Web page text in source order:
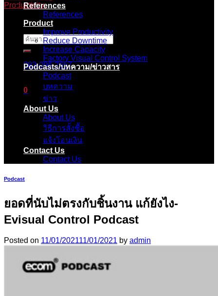
ค้นหา:
083-096-2657
0
ตะกร้าสินค้า
ไม่มีสินค้าในตะกร้า
References
References
Product
Improve Productivity
Reduce Downtime
Increase Capacity
Factory Visual Control System
Podcasts/บทความ/ข่าวสาร
Podcast
บทความ
ข่าว
About Us
About Us
วิธีการสั้งซื้อ
แจ้งโอนเงิน
Contact Us
Contact Us
Podcast
ยอดที่นับไม่ตรงกับชิ้นงาน แก้ยังไง-
Evisual Control Podcast
Posted on 11/01/202111/01/2021 by admin